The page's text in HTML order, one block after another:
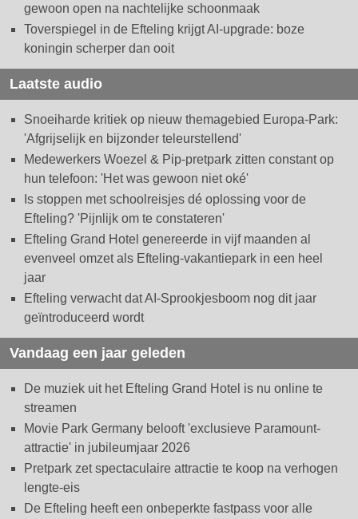
gewoon open na nachtelijke schoonmaak
Toverspiegel in de Efteling krijgt AI-upgrade: boze
koningin scherper dan ooit
Laatste audio
Snoeiharde kritiek op nieuw themagebied Europa-Park:
'Afgrijselijk en bijzonder teleurstellend'
Medewerkers Woezel & Pip-pretpark zitten constant op
hun telefoon: 'Het was gewoon niet oké'
Is stoppen met schoolreisjes dé oplossing voor de
Efteling? 'Pijnlijk om te constateren'
Efteling Grand Hotel genereerde in vijf maanden al
evenveel omzet als Efteling-vakantiepark in een heel
jaar
Efteling verwacht dat AI-Sprookjesboom nog dit jaar
geïntroduceerd wordt
Vandaag een jaar geleden
De muziek uit het Efteling Grand Hotel is nu online te
streamen
Movie Park Germany belooft 'exclusieve Paramount-
attractie' in jubileumjaar 2026
Pretpark zet spectaculaire attractie te koop na verhogen
lengte-eis
De Efteling heeft een onbeperkte fastpass voor alle